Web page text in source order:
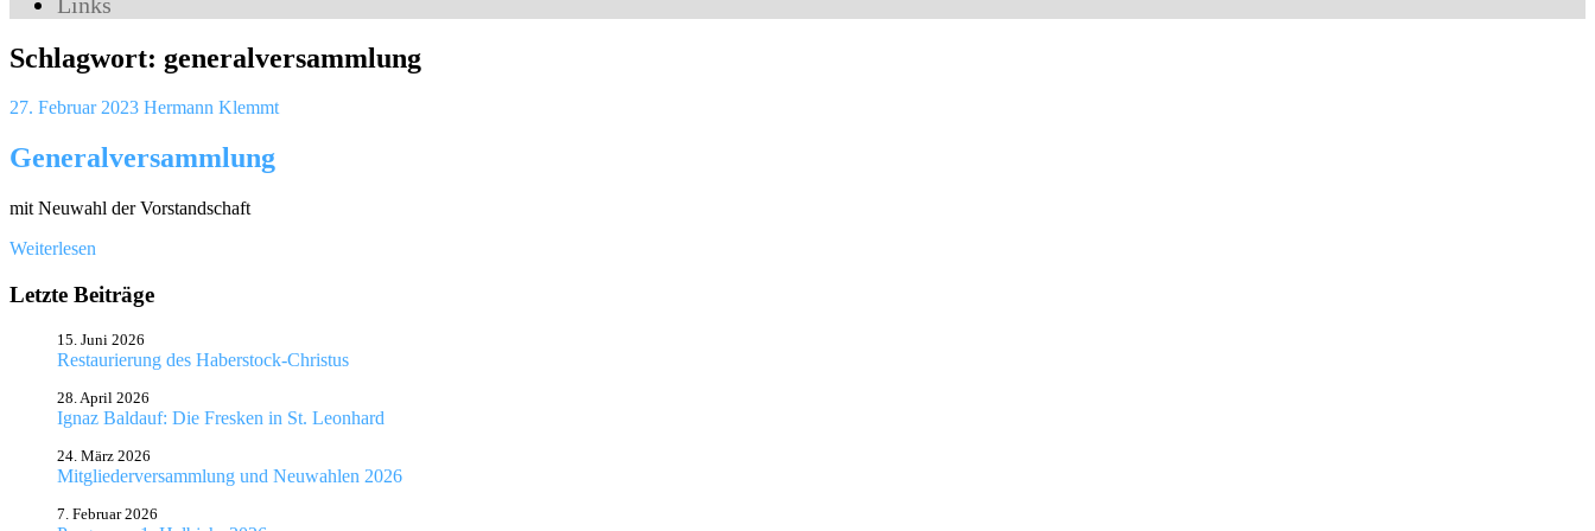
Schlagwort: generalversammlung
27. Februar 2023 Hermann Klemmt
Generalversammlung
mit Neuwahl der Vorstandschaft
Weiterlesen
Letzte Beiträge
Restaurierung des Haberstock-Christus
15. Juni 2026
Ignaz Baldauf: Die Fresken in St. Leonhard
28. April 2026
Mitgliederversammlung und Neuwahlen 2026
24. März 2026
7. Februar 2026